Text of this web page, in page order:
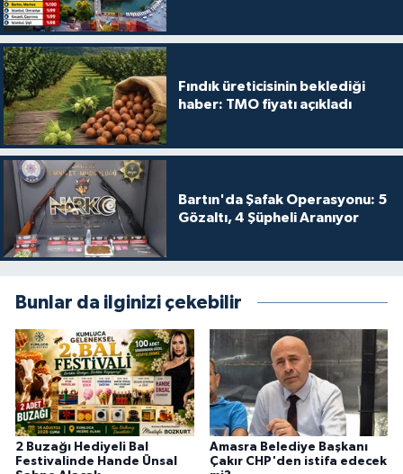
Fındık üreticisinin beklediği
haber: TMO fiyatı açıkladı
Bartın'da Şafak Operasyonu: 5
Gözaltı, 4 Şüpheli Aranıyor
Bunlar da ilginizi çekebilir
2 Buzağı Hediyeli Bal
Festivalinde Hande Ünsal
Amasra Belediye Başkanı
Çakır CHP'den istifa edecek